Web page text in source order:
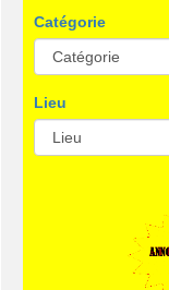
Catégorie
Lieu